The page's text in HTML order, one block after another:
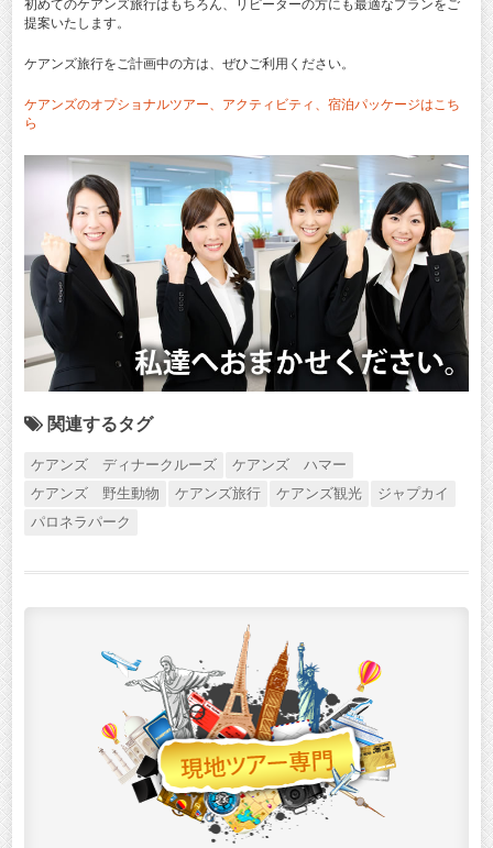
初めてのケアンズ旅行はもちろん、リピーターの方にも最適なプランをご
提案いたします。
ケアンズ旅行をご計画中の方は、ぜひご利用ください。
ケアンズのオプショナルツアー、アクティビティ、宿泊パッケージはこち
ら
関連するタグ
ケアンズ ディナークルーズ
ケアンズ ハマー
ケアンズ 野生動物
ケアンズ旅行 ケアンズ観光
ジャプカイ
パロネラパーク